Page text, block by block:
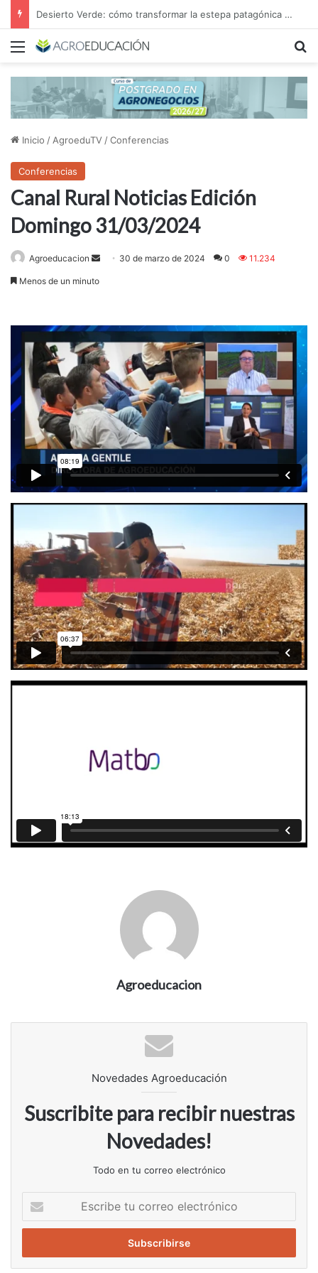
Desierto Verde: cómo transformar la estepa patagónica en un proyecto agroindustrial de exportación
Menú
Inicio / AgroeduTV /Conferencias
Conferencias
Canal Rural Noticias Edición
Domingo 31/03/2024
Agroeducacion
Send 30 de marzo de 2024 0 11.234
Menos de un minuto
Agroeducacion
Novedades Agroeducación
Suscribite para recibir nuestras
Novedades!
Todo en tu correo electrónico
correo